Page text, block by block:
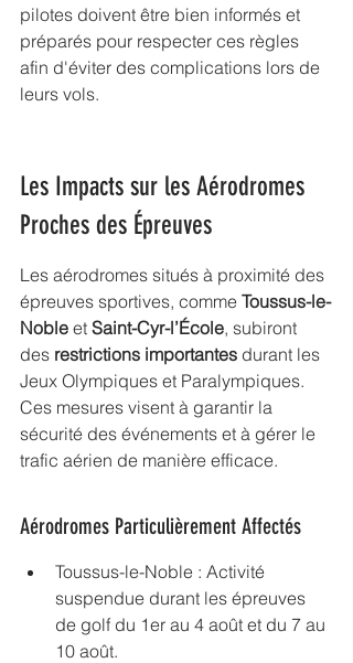
pilotes doivent être bien informés et
préparés pour respecter ces règles
afin d'éviter des complications lors de
leurs vols.
Les Impacts sur les Aérodromes
Proches des Épreuves
Les aérodromes situés à proximité des
épreuves sportives, comme Toussus-le-
Noble et Saint-Cyr-l’École, subiront
des restrictions importantes durant les
Jeux Olympiques et Paralympiques.
Ces mesures visent à garantir la
sécurité des événements et à gérer le
trafic aérien de manière efficace.
Aérodromes Particulièrement Affectés
Toussus-le-Noble : Activité
suspendue durant les épreuves
de golf du 1er au 4 août et du 7 au
10 août.